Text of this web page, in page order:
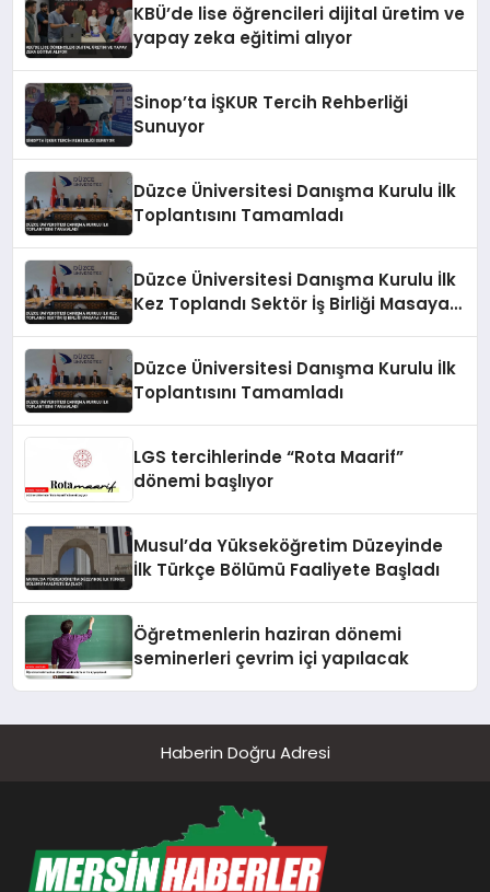
KBÜ’de lise öğrencileri dijital üretim ve
yapay zeka eğitimi alıyor
Sinop’ta İŞKUR Tercih Rehberliği
Sunuyor
Düzce Üniversitesi Danışma Kurulu İlk
Toplantısını Tamamladı
Düzce Üniversitesi Danışma Kurulu İlk
Kez Toplandı Sektör İş Birliği Masaya
Düzce Üniversitesi Danışma Kurulu İlk
Toplantısını Tamamladı
LGS tercihlerinde “Rota Maarif”
dönemi başlıyor
Musul’da Yükseköğretim Düzeyinde
İlk Türkçe Bölümü Faaliyete Başladı
Öğretmenlerin haziran dönemi
seminerleri çevrim içi yapılacak
Haberin Doğru Adresi